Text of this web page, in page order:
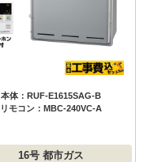
本体：RUF-E1615SAG-B
リモコン：MBC-240VC-A
16号都市ガス